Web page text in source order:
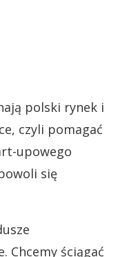
polski rynek i
czyli pomagać
upowego
się
Chcemy ściągać